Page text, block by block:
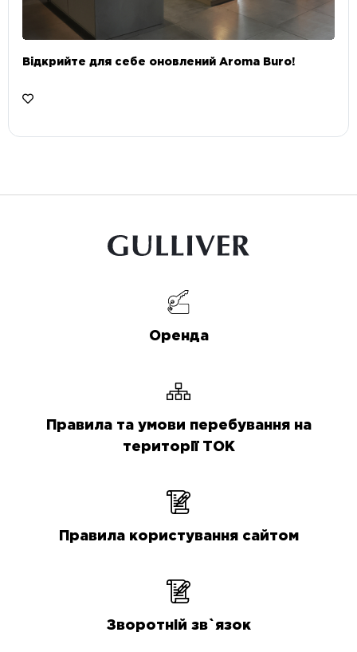
Відкрийте для себе оновлений Aroma Buro! ⠀
Оренда
Правила та умови перебування на
території ТОК
Правила користування сайтом
Зворотній зв`язок